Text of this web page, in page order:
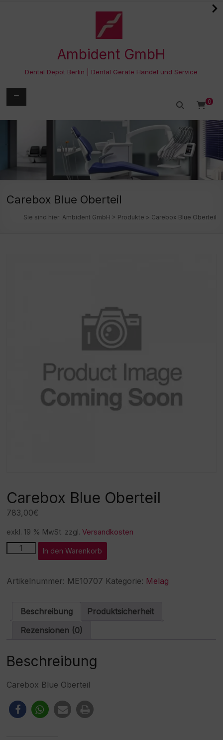
Ambident GmbH
Dental Depot Berlin | Dental Geräte Handel und Service
0
Menü
Carebox Blue Oberteil
Sie sind hier: Ambident GmbH > Produkte > Carebox Blue Oberteil
Carebox Blue Oberteil
783,00€
exkl. 19 % MwSt. zzgl.Versandkosten
Carebox
Blue
Menge
In den Warenkorb
l
e
r
t
Artikelnummer: ME10707 Kategorie: Melag
Beschreibung
Produktsicherheit
Rezensionen (0)
Beschreibung
Carebox Blue Oberteil